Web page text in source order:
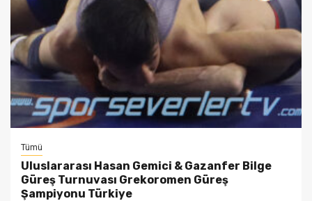
Tümü
Uluslararası Hasan Gemici & Gazanfer Bilge
Güreş Turnuvası Grekoromen Güreş
Şampiyonu Türkiye